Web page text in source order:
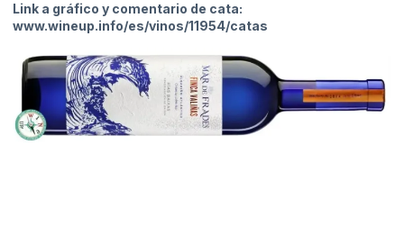
Link a gráfico y comentario de cata:
www.wineup.info/es/vinos/11954/catas